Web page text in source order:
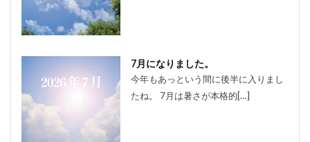
7月になりました。
今年もあっという間に後半に入りまし
たね。 7月は暑さが本格的[…]